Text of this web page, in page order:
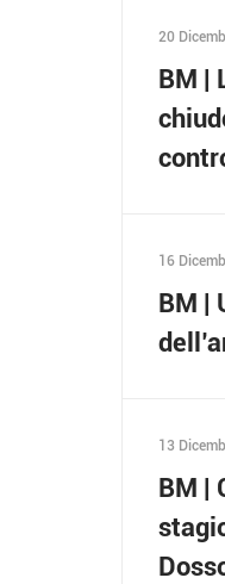
20
BM |
16
BM |
13
BM |